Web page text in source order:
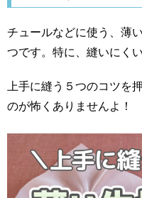
チュールなどに使う、薄
つです。特に、縫いにく
上手に縫う５つのコツを
のが怖くありませんよ！